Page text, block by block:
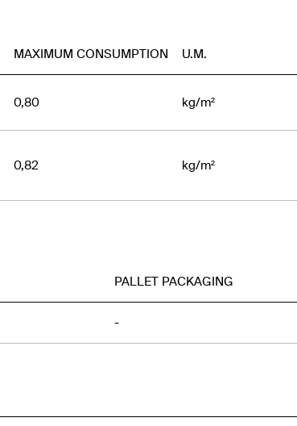
MAXIMUM CONSUMPTION U.M.
0,80 kg/m²
0,82 kg/m²
PALLET PACKAGING
-